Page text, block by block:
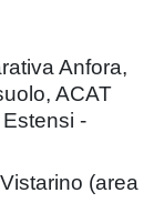
Anfora,
ACAT
-
(area